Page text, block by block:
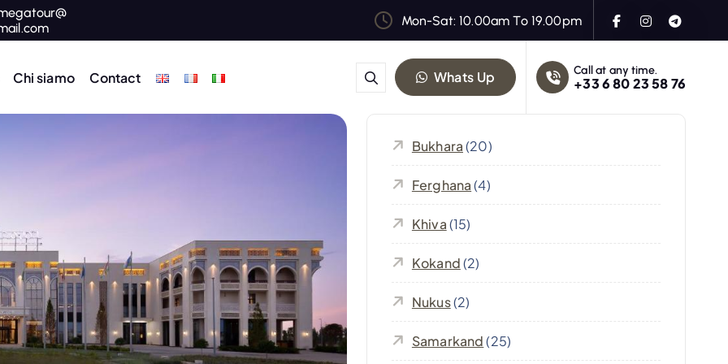
Mon-Sat: 10.00am To 19.00pm
Chi siamo Contact Whats Up Call at any time.
+33 6 80 23 58 76
Bukhara(20)
Ferghana(4)
Khiva(15)
Kokand(2)
Nukus(2)
Samarkand(25)